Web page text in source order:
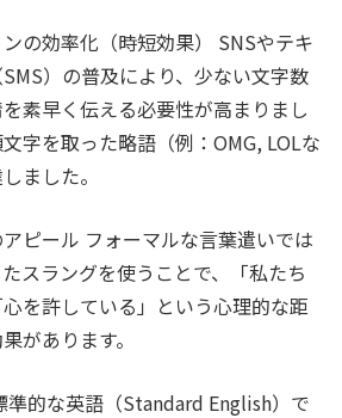
の効率化（時短効果）
SNSやテキ
）の普及により、少ない文字数
素早く伝える必要性が高まりまし
字を取った略語（例：OMG, LOLな
ました。
ピール フォーマルな言葉遣いでは
スラングを使うことで、「私たち
を許している」という心理的な距
があります。
準的な英語（Standard English）で